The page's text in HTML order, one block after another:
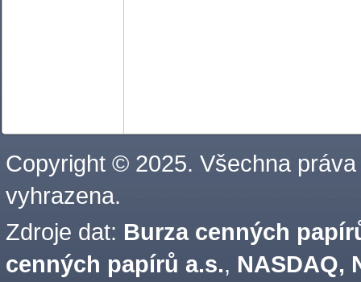
Copyright © 2025. Všechna práva
vyhrazena.
Zdroje dat: Burza cenných
cenných papírů a.s., NASDAQ,